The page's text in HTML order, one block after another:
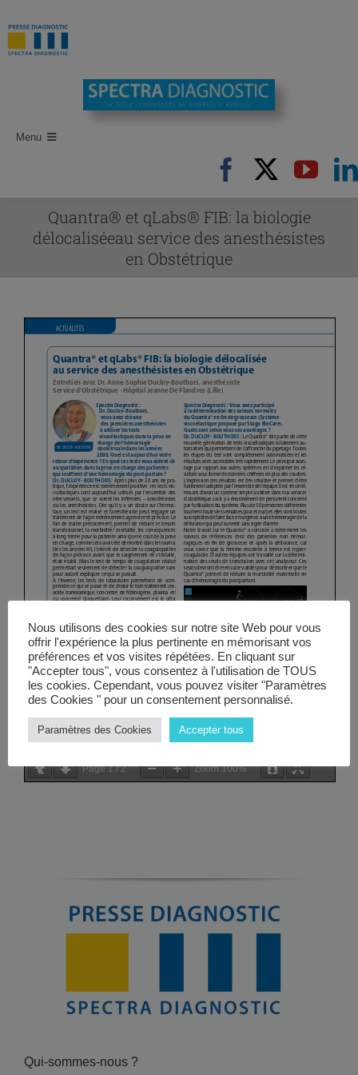
au
contenu
Menu
Auteurs
Manifestations
Abonnements
Annonceurs
Quantra® et qLabs® FIB: la biologie
délocaliséeau service des anesthésistes
en Obstétrique
Page1/2 Zoom100%
Qui-sommes-nous ?
Nous utilisons des cookies sur notre site Web pour vous
offrir l'expérience la plus pertinente en mémorisant vos
préférences et vos visites répétées. En cliquant sur
"Accepter tous", vous consentez à l'utilisation de TOUS
les cookies. Cependant, vous pouvez visiter "Paramètres
des Cookies " pour un consentement personnalisé.
Paramètres des Cookies Accepter tous